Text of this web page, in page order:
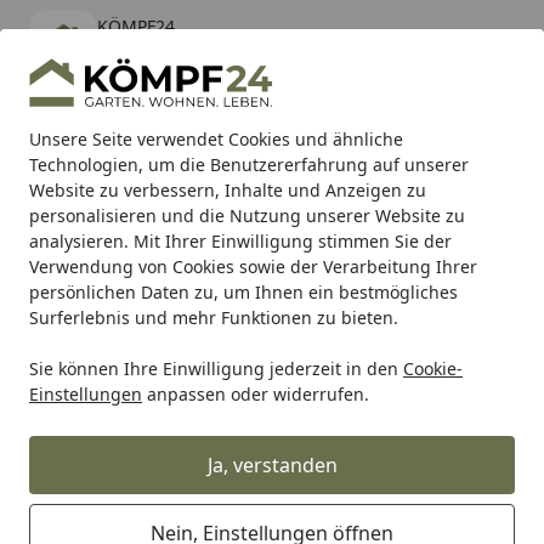
Unsere Seite verwendet Cookies und ähnliche
Technologien, um die Benutzererfahrung auf unserer
Website zu verbessern, Inhalte und Anzeigen zu
personalisieren und die Nutzung unserer Website zu
analysieren. Mit Ihrer Einwilligung stimmen Sie der
Verwendung von Cookies sowie der Verarbeitung Ihrer
persönlichen Daten zu, um Ihnen ein bestmögliches
Surferlebnis und mehr Funktionen zu bieten.
Sie können Ihre Einwilligung jederzeit in den Cookie-
Einstellungen anpassen oder widerrufen.
Ja, verstanden
Nein, Einstellungen öffnen
KÖMPF24
kostenlos - Im App Store
Hotline
Alle Produkte
Mein Konto
Suchen
Karibu Pools inkl. gratis Sandfilteranlage & Pool-
Starterset (Gesamtwert bis 468,99€)
Startseite
Grill Weber Ersatzteil S/B ASSY 37MB 3B EXP GEN 22 BB
Weber Ersatzteil S/B ASSY 37MB 3B
EXP GEN 22 BB (68531)